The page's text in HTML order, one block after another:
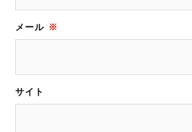
メール ※
サイト